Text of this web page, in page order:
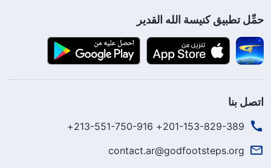
حمِّل تطبيق كنيسة الله القدير
اتصل بنا
201-153-829-389+ 213-551-750-916+
contact.ar@godfootsteps.org